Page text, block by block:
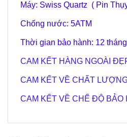
Máy: Swiss Quartz ( Pin
Chống nước: 5ATM
Thời gian bảo hành: 12 tháng
CAM KẾT HÀNG NGOÀI
CAM KẾT VỀ CHẤT
CAM KẾT VỀ CHẾ ĐỘ BẢO